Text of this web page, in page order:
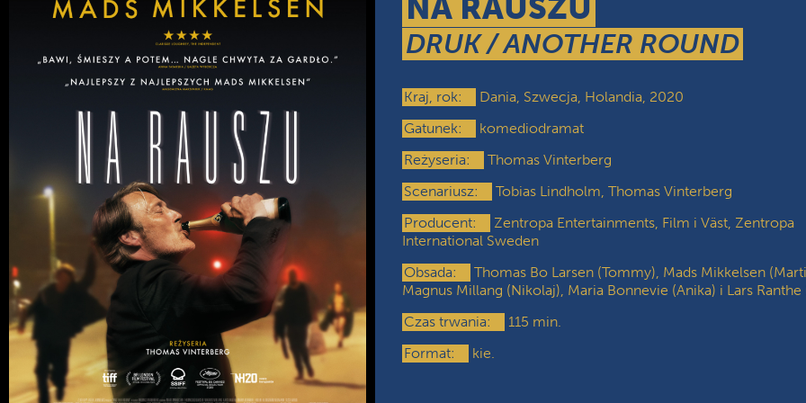
DRUK / ANOTHER ROUND
Kraj, rok:
Dania, Szwecja, Holandia, 2020
Gatunek:
komediodramat
Reżyseria:
Thomas Vinterberg
Scenariusz:
Tobias Lindholm, Thomas Vinterberg
Producent:
Zentropa Entertainments, Film i Väst, Zentropa
International Sweden
Obsada:
Thomas Bo Larsen (Tommy), Mads Mikkelsen
Magnus Millang (Nikolaj), Maria Bonnevie (Anika) i Lars Ranthe
Czas trwania:
115 min.
Format:
kie.